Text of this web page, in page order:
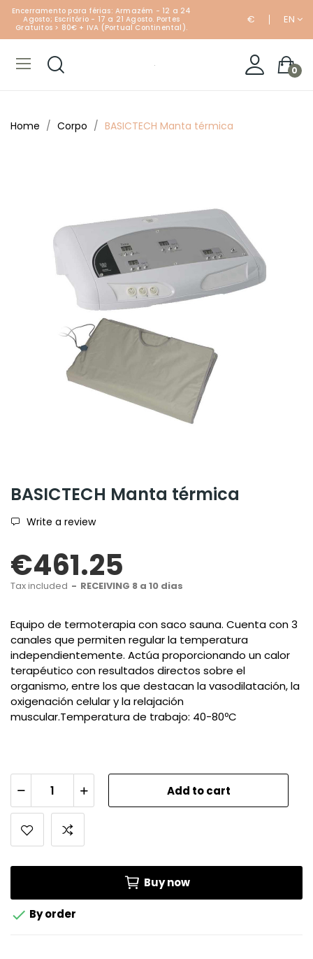
Encerramento para férias: Armazém - 12 a 24
Agosto; Escritório - 17 a 21 Agosto. Portes
Gratuitos > 80€ + IVA (Portual Continental).
€ EN
0
Home Corpo BASICTECH Manta térmica
BASICTECH Manta térmica
Write a review
€461.25
Tax included RECEIVING 8 a 10 dias
Equipo de termoterapia con saco sauna. Cuenta con 3
canales que permiten regular la temperatura
independientemente. Actúa proporcionando un calor
terapéutico con resultados directos sobre el
organismo, entre los que destacan la vasodilatación, la
oxigenación celular y la relajación
muscular.Temperatura de trabajo: 40-80ºC
Add to cart
Buy now
 By order